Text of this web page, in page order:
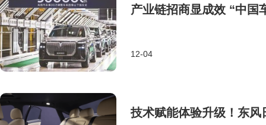
产业链招商显成效 “中国
12-04
技术赋能体验升级！东